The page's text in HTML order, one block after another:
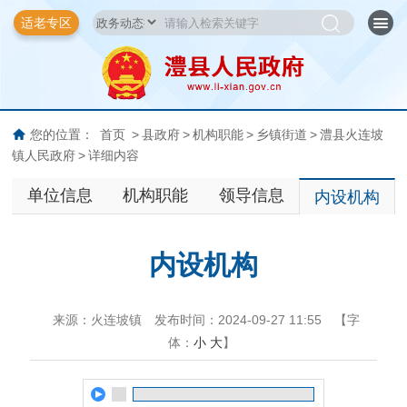
适老专区
您的位置： 首页 > 县政府 > 机构职能 > 乡镇街道 > 澧县火连坡
镇人民政府 > 详细内容
单位信息 机构职能 领导信息 内设机构
内设机构
来源：火连坡镇 发布时间：2024-09-27 11:55
【字
体： 小 大】